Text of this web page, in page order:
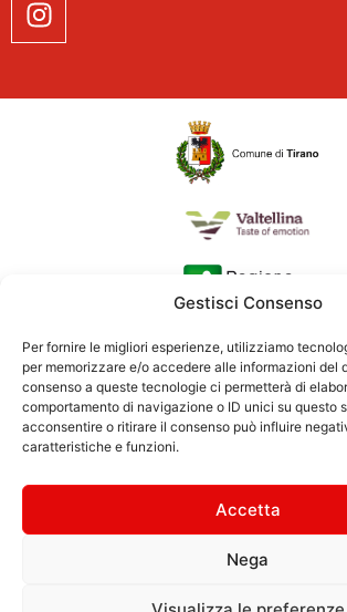
Gestisci Consenso
Per fornire le migliori esperienze, utilizziamo
per memorizzare e/o accedere alle informazioni del
consenso a queste tecnologie ci permetterà di
comportamento di navigazione o ID unici su questo
acconsentire o ritirare il consenso può influire
caratteristiche e funzioni.
Accetta
Nega
© 2026 Consorzio Turistico Media